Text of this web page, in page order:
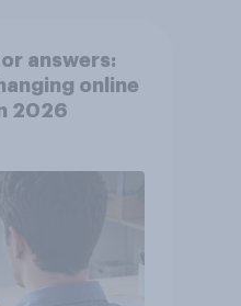
answers:
online
2026